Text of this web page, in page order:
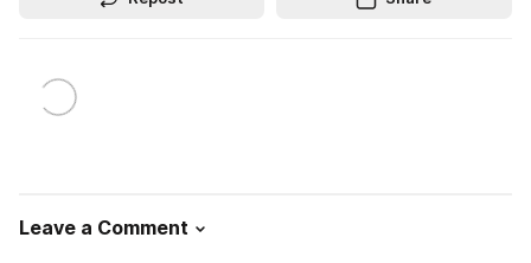
Leave a Comment